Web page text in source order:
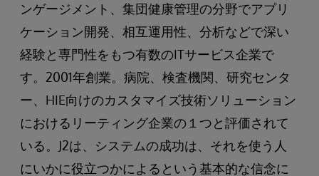
ンゲージメント、集団健康管理の分野でアプリ
ケーション開発、相互運用性、分析などで深い
経験と専門性をもつ有数のITサービス企業で
す。2001年創業。病院、検査機関、研究センタ
ー、HIE向けのカスタマイズ技術ソリューション
におけるリーティング企業の１つと評価されて
いる。J2は、システムの成功は、それを使う人
にいかに役立つかによるという基本的な信念に